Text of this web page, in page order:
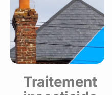
Traitement